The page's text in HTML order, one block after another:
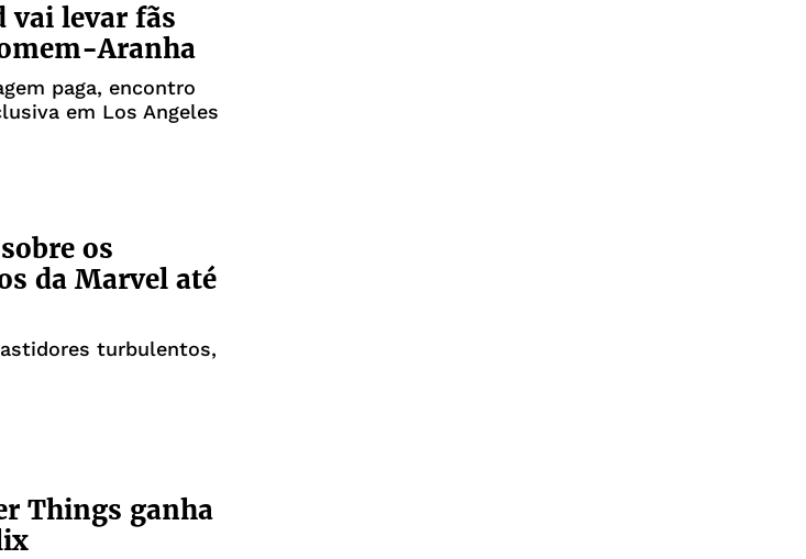
vai levar fãs
Aranha
paga, encontro
em Los Angeles
os
da Marvel até
turbulentos,
Things ganha